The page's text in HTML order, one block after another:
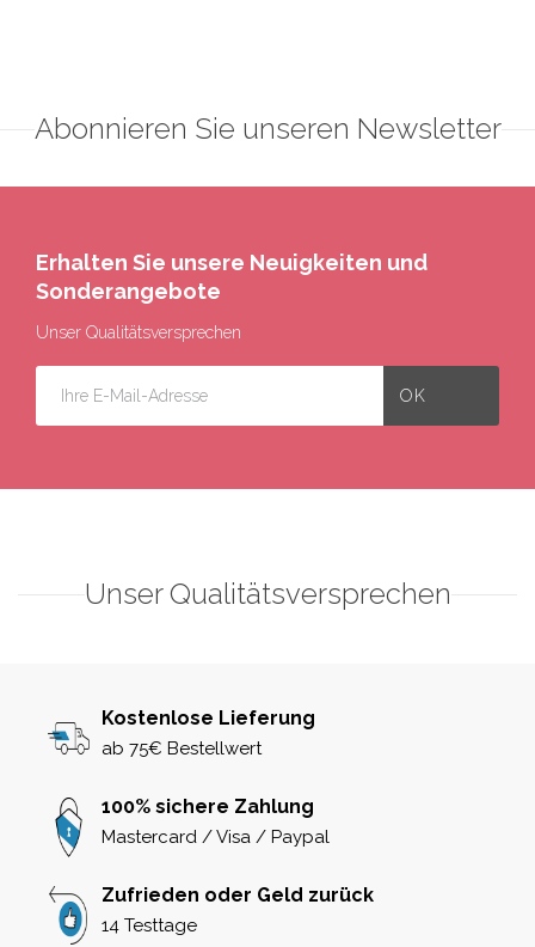
Abonnieren Sie unseren Newsletter
Erhalten Sie unsere Neuigkeiten und
Sonderangebote
Unser Qualitätsversprechen
Unser Qualitätsversprechen
Kostenlose Lieferung
ab 75€ Bestellwert
100% sichere Zahlung
Mastercard / Visa / Paypal
Zufrieden oder Geld zurück
14 Testtage